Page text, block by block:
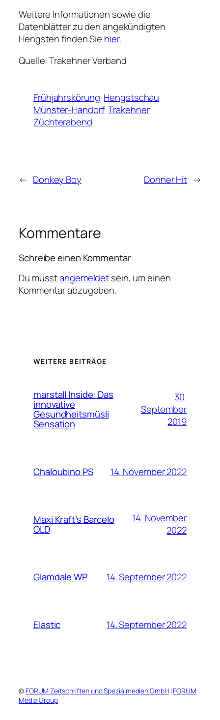
Weitere Informationen sowie die
Datenblätter zu den angekündigten
Hengsten finden Sie hier.
Quelle: Trakehner Verband
Frühjahrskörung Hengstschau
Münster-Handorf Trakehner
Züchterabend
← Donkey Boy Donner Hit →
Kommentare
Schreibe einen Kommentar
Du musstangemeldetsein, um einen
Kommentar abzugeben.
WEITERE BEITRÄGE
marstall Inside: Das
innovative
Gesundheitsmüsli
Sensation
30.
September
2019
Chaloubino PS 14. November 2022
Maxi Kraft’s Barcelo
OLD
14. November
2022
Glamdale WP 14. September 2022
Elastic 14. September 2022
© FORUM Zeitschriften und Spezialmedien GmbH| FORUM
Media Group